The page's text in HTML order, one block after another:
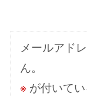
シ
ョ
ン
メールアド
ん。
※が付いて